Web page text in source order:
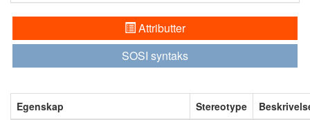
Attributter
SOSI syntaks
Egenskap Stereotype